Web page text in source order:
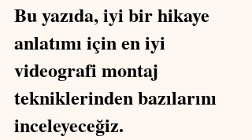
Bu yazıda, iyi bir hikaye
anlatımı için en iyi
videografi montaj
tekniklerinden bazılarını
inceleyeceğiz.